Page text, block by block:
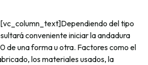
del tipo
conveniente iniciar la andadura
de una forma u otra. Factores como el
los materiales usados, la